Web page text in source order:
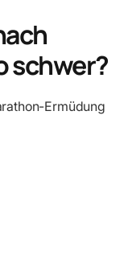
schwer?
Ermüdung